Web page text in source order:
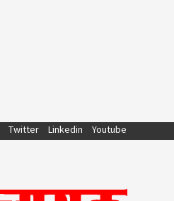
Twitter Linkedin Youtube